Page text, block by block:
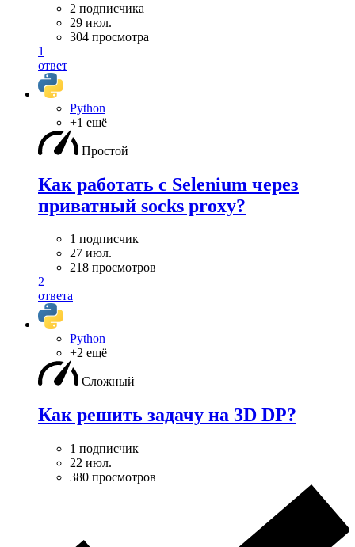
2 подписчика
29 июл.
304 просмотра
1
ответ
Python
+1 ещё
Простой
Как работать с Selenium через
приватный socks proxy?
1 подписчик
27 июл.
218 просмотров
2
ответа
Python
+2 ещё
Сложный
Как решить задачу на 3D DP?
1 подписчик
22 июл.
380 просмотров